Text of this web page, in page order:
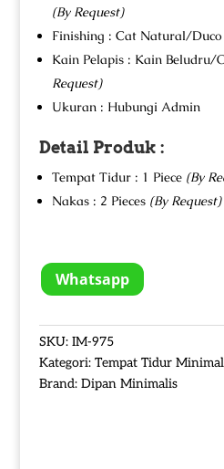
(By Request)
Finishing : Cat Natural/
Kain Pelapis : Kain Beludru/
Request)
Ukuran : Hubungi Admin
Detail Produk :
Tempat Tidur : 1 Piece (By
Nakas : 2 Pieces (By Request)
Whatsapp
SKU: IM-975
Kategori: Tempat Tidur
Brand: Dipan Minimalis